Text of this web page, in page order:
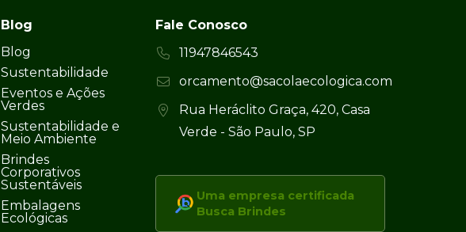
Blog
Blog
Sustentabilidade
Eventos e Ações
Verdes
Sustentabilidade e
Meio Ambiente
Brindes
Corporativos
Sustentáveis
Embalagens
Ecológicas
Fale Conosco
11947846543
orcamento@sacolaecologica.com
Rua Heráclito Graça, 420, Casa
Verde - São Paulo, SP
Uma empresa certificada
Busca Brindes